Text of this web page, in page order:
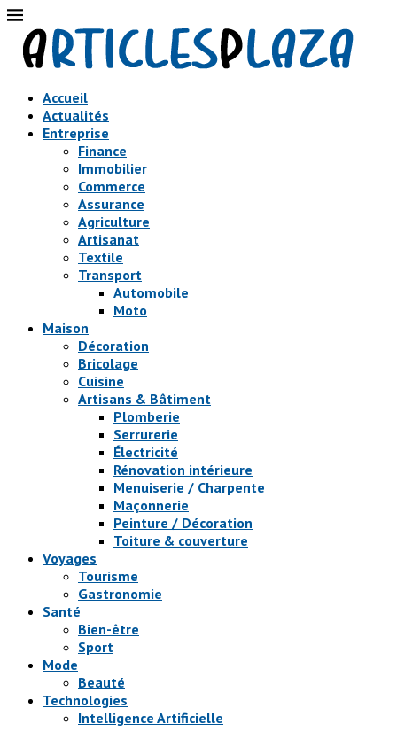
Accueil
Actualités
Entreprise
Finance
Immobilier
Commerce
Assurance
Agriculture
Artisanat
Textile
Transport
Automobile
Moto
Maison
Décoration
Bricolage
Cuisine
Artisans & Bâtiment
Plomberie
Serrurerie
Électricité
Rénovation intérieure
Menuiserie / Charpente
Maçonnerie
Peinture / Décoration
Toiture & couverture
Voyages
Tourisme
Gastronomie
Santé
Bien-être
Sport
Mode
Beauté
Technologies
Intelligence Artificielle